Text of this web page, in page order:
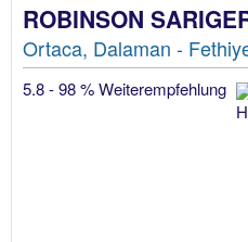
ROBINSON
Ortaca, Dalaman -
5.8 - 98 % Weiterempfehlung